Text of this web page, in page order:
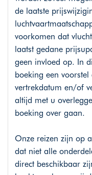
de laatste
voorkomen dat
laatst gedane
geen invloed op. In
boeking een
vertrekdatum en/of
altijd met u
boeking over gaan.
Onze reizen zijn op
dat niet alle
direct beschikbaar